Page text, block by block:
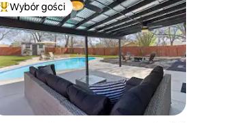
Najpopularniejsze z kategorii Wybór gości
Wybór gości